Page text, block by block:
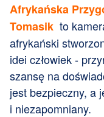
Afrykańska
Tomasik to
afrykański
idei człowiek -
szansę na
jest bezpieczny, a
i niezapomniany.